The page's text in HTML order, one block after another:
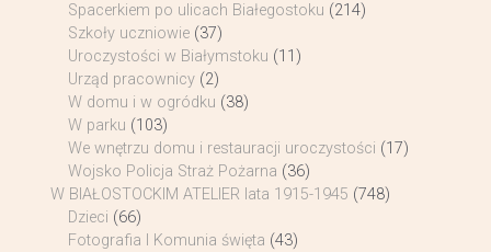
Spacerkiem po ulicach Białegostoku (214)
Szkoły uczniowie (37)
Uroczystości w Białymstoku (11)
Urząd pracownicy (2)
W domu i w ogródku (38)
W parku (103)
We wnętrzu domu i restauracji uroczystości (17)
Wojsko Policja Straż Pożarna (36)
W BIAŁOSTOCKIM ATELIER lata 1915-1945 (748)
Dzieci (66)
Fotografia I Komunia święta (43)